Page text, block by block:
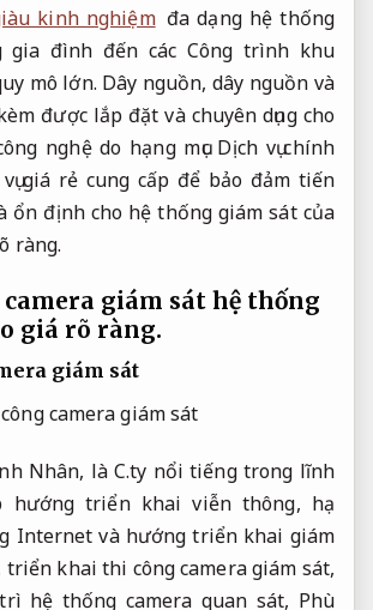
kinh nghiệm đa dạng hệ thống
gia đình đến các Công trình khu
mô lớn. Dây nguồn, dây nguồn và
được lắp đặt và chuyên dụng cho
nghệ do hạng mục Dịch vụ chính
giá rẻ cung cấp để bảo đảm tiến
ổn định cho hệ thống giám sát của
ràng.
giám sát hệ thống
giá rõ ràng.
giám sát
Nhân, là C.ty nổi tiếng trong lĩnh
hướng triển khai viễn thông, hạ
Internet và hướng triển khai giám
triển khai thi công camera giám sát,
hệ thống camera quan sát, Phù